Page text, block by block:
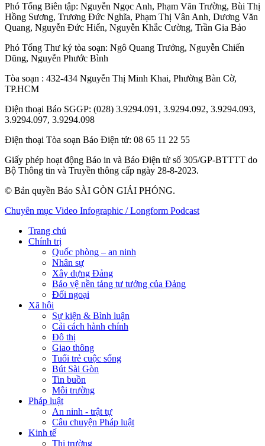
Phó Tổng Biên tập: Nguyễn Ngọc Anh, Phạm Văn Trường, Bùi Thị
Hồng Sương, Trương Đức Nghĩa, Phạm Thị Vân Anh, Dương Văn
Quang, Nguyễn Đức Hiển, Nguyễn Khắc Cường, Trần Gia Bảo
Phó Tổng Thư ký tòa soạn: Ngô Quang Trưởng, Nguyễn Chiến
Dũng, Nguyễn Phước Bình
Tòa soạn : 432-434 Nguyễn Thị Minh Khai, Phường Bàn Cờ,
TP.HCM
Điện thoại Báo SGGP: (028) 3.9294.091, 3.9294.092, 3.9294.093,
3.9294.097, 3.9294.098
Điện thoại Tòa soạn Báo Điện tử: 08 65 11 22 55
Giấy phép hoạt động Báo in và Báo Điện tử số 305/GP-BTTTT do
Bộ Thông tin và Truyền thông cấp ngày 28-8-2023.
© Bản quyền Báo SÀI GÒN GIẢI PHÓNG.
Chuyên mục Video Infographic / Longform Podcast
Trang chủ
Chính trị
Quốc phòng – an ninh
Nhân sự
Xây dựng Đảng
Bảo vệ nền tảng tư tưởng của Đảng
Đối ngoại
Xã hội
Sự kiện & Bình luận
Cải cách hành chính
Đô thị
Giao thông
Tuổi trẻ cuộc sống
Bút Sài Gòn
Tin buồn
Môi trường
Pháp luật
An ninh - trật tự
Câu chuyện Pháp luật
Kinh tế
Thị trường